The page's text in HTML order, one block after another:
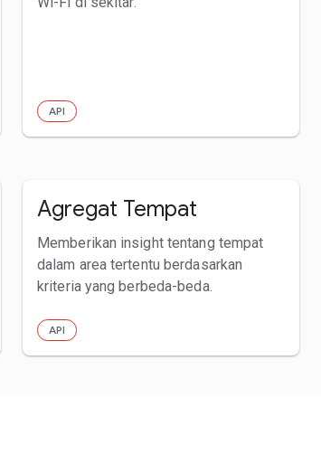
API
Agregat Tempat
Memberikan insight tentang tempat
dalam area tertentu berdasarkan
kriteria yang berbeda-beda.
API